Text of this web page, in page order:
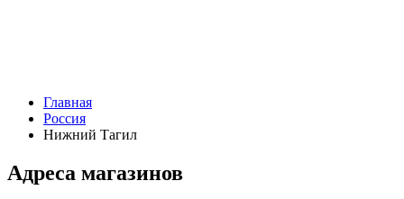
Главная
Россия
Нижний Тагил
Адреса магазинов